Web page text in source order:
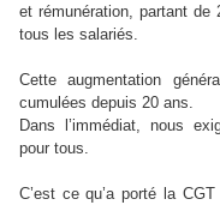
et rémunération, partant de
tous les salariés.
Cette augmentation
cumulées depuis 20 ans.
Dans l’immédiat, nous
pour tous.
C’est ce qu’a porté la